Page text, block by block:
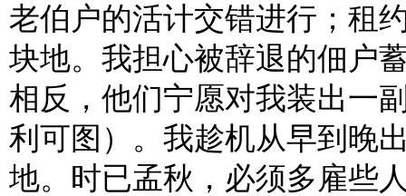
老伯户的活计交错进行；租
块地。我担心被辞退的佃户
相反，他们宁愿对我装出一
利可图）。我趁机从早到晚
地。时已孟秋，必须多雇些